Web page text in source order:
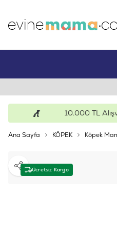
10.000 TL
Ana Sayfa KÖPEK Köpek
Ücretsiz Kargo
Paylaş